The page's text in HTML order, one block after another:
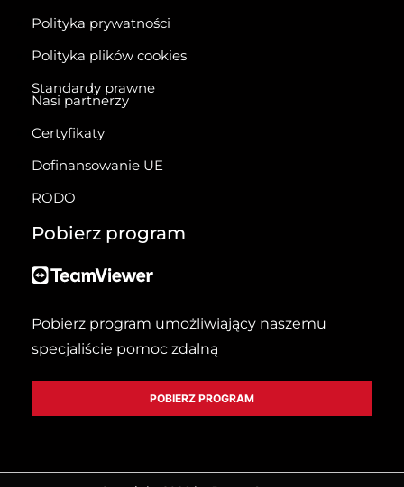
Polityka prywatności
Polityka plików cookies
Standardy prawne
Nasi partnerzy
Certyfikaty
Dofinansowanie UE
RODO
Pobierz program
Pobierz program umożliwiający naszemu
specjaliście pomoc zdalną
POBIERZ PROGRAM